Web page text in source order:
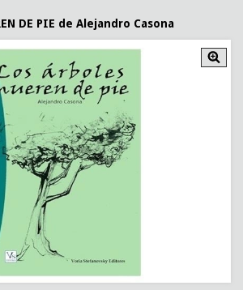
DE PIE de Alejandro Casona